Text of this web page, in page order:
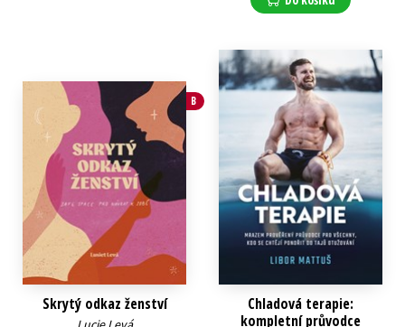
B
Skrytý odkaz ženství
Chladová terapie:
kompletní průvodce